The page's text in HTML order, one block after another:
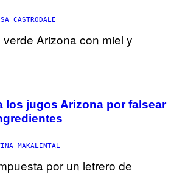
CASTRODALE
los jugos Arizona por falsear
MAKALINTAL